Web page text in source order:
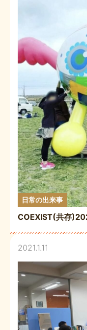
日常の出来事
COEXIST(共存
2021.1.11